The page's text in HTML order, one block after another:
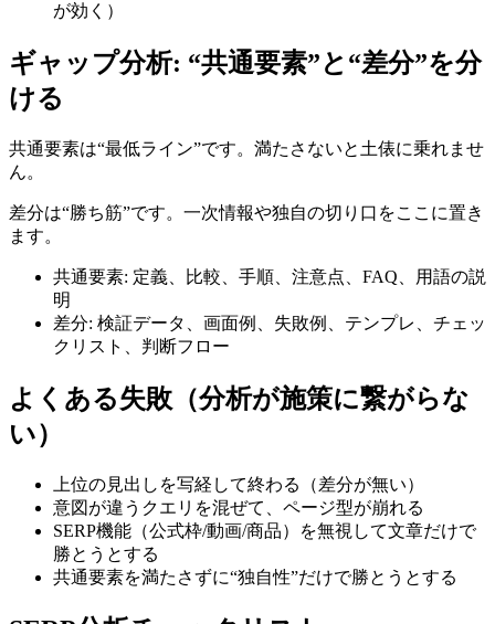
が効く）
ギャップ分析: “共通要素”と“差分”を分
ける
共通要素は“最低ライン”です。満たさないと土俵に乗れませ
ん。
差分は“勝ち筋”です。一次情報や独自の切り口をここに置き
ます。
共通要素: 定義、比較、手順、注意点、FAQ、用語の説
明
差分: 検証データ、画面例、失敗例、テンプレ、チェッ
クリスト、判断フロー
よくある失敗（分析が施策に繋がらな
い）
上位の見出しを写経して終わる（差分が無い）
意図が違うクエリを混ぜて、ページ型が崩れる
SERP機能（公式枠/動画/商品）を無視して文章だけで
勝とうとする
共通要素を満たさずに“独自性”だけで勝とうとする